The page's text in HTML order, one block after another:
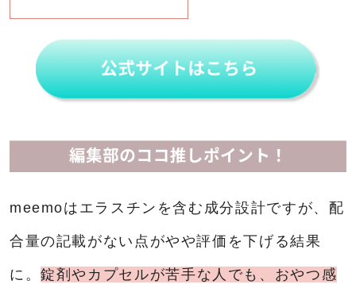
meemoはエラスチンを含む成分設計ですが、配
合量の記載がない点がやや評価を下げる結果
に。錠剤やカプセルが苦手な人でも、おやつ感